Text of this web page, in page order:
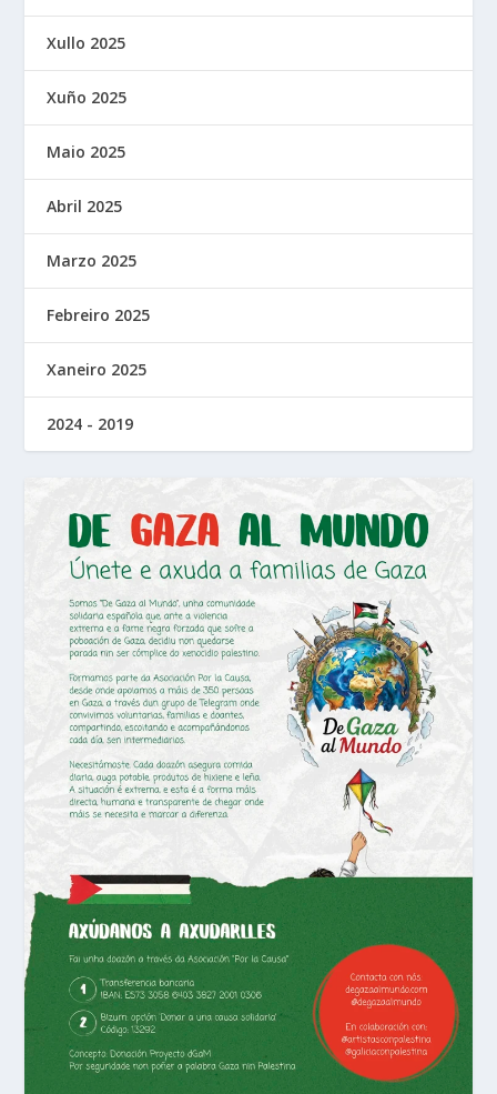
Xullo 2025
Xuño 2025
Maio 2025
Abril 2025
Marzo 2025
Febreiro 2025
Xaneiro 2025
2024 - 2019